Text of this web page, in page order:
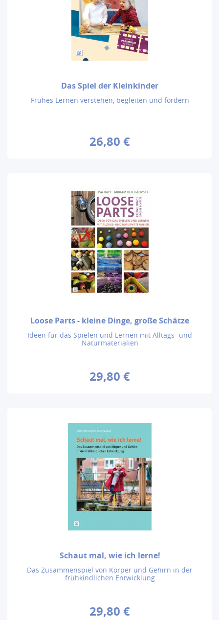
Das Spiel der Kleinkinder
Frühes Lernen verstehen, begleiten und fördern
26,80 €
Loose Parts - kleine Dinge, große Schätze
Ideen für das Spielen und Lernen mit Alltags- und
Naturmaterialien
29,80 €
Schaut mal, wie ich lerne!
Das Zusammenspiel von Körper und Gehirn in der
frühkindlichen Entwicklung
29,80 €